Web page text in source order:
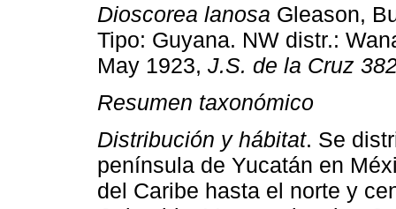
Dioscorea lanosa Gleason,
Tipo: Guyana. NW distr.:
May 1923, J.S. de la Cruz
Resumen taxonómico
Distribución y hábitat. Se
península de Yucatán en
del Caribe hasta el norte y